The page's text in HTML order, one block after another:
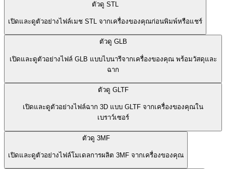
ตัวดู STL
เปิดและดูตัวอย่างไฟล์เมช STL จากเครื่องของคุณก่อนพิมพ์หรือแชร์
ตัวดู GLB
เปิดและดูตัวอย่างไฟล์ GLB แบบไบนารีจากเครื่องของคุณ พร้อมวัสดุและ
ฉาก
ตัวดู GLTF
เปิดและดูตัวอย่างไฟล์ฉาก 3D แบบ GLTF จากเครื่องของคุณใน
เบราว์เซอร์
ตัวดู 3MF
เปิดและดูตัวอย่างไฟล์โมเดลการผลิต 3MF จากเครื่องของคุณ